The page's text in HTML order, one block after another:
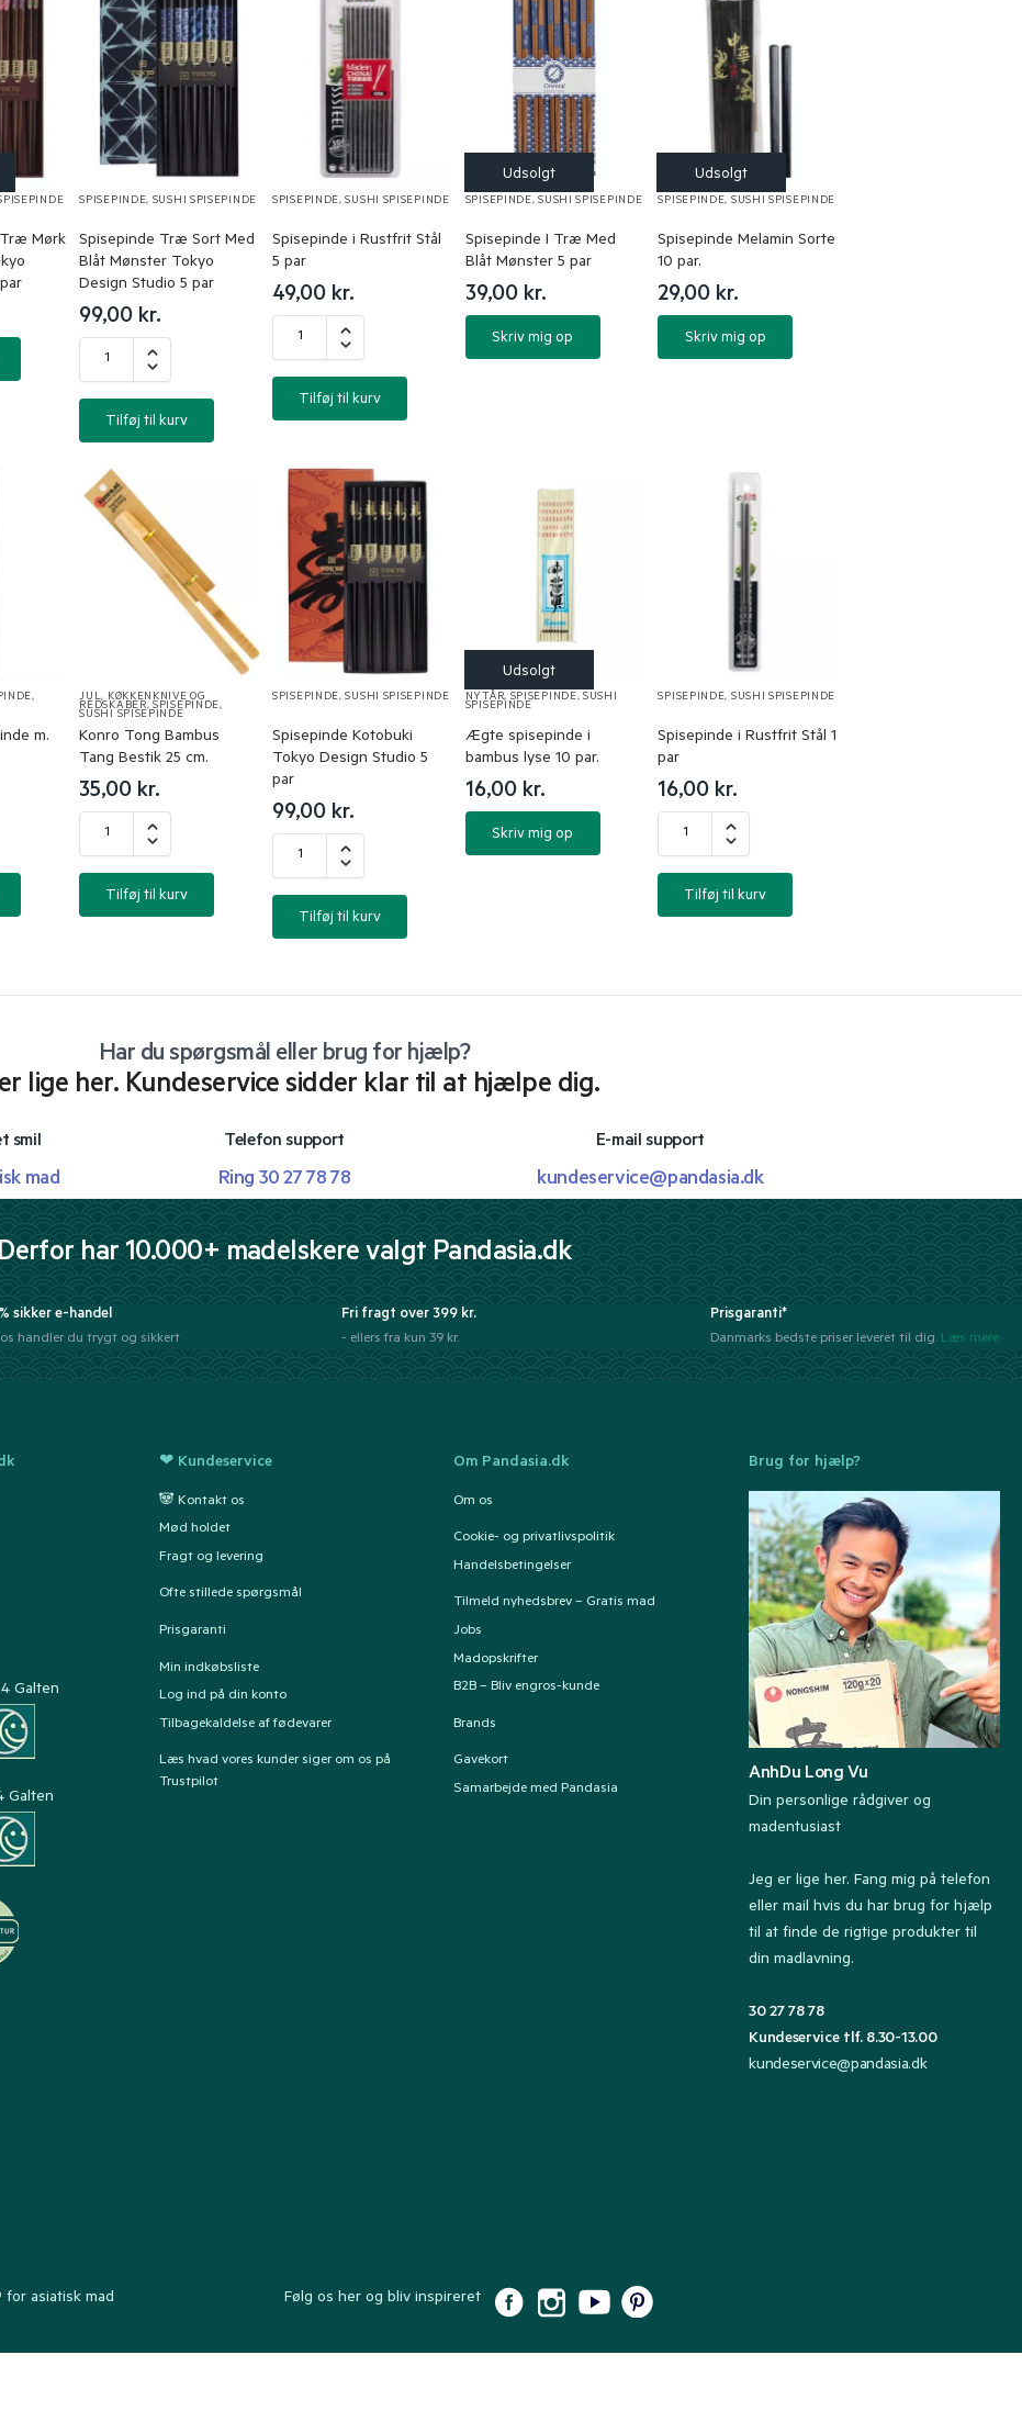
Mørk
SPISEPINDE, SUSHI SPISEPINDE
Spisepinde Træ Sort Med
Blåt Mønster Tokyo
Design Studio 5 par
99,00 kr.
Tilføj til kurv
SPISEPINDE,SUSHI SPISEPINDE
Spisepinde i Rustfrit Stål
5 par
49,00 kr.
Tilføj til kurv
SPISEPINDE,SUSHI SPISEPINDE
Spisepinde I Træ Med
Blåt Mønster 5 par
39,00 kr.
Skriv mig op
SPISEPINDE, SUSHI SPISEPINDE
Spisepinde Melamin Sorte
10 par.
29,00 kr.
Skriv mig op
,
m.
JUL,KØKKENKNIVE OG
REDSKABER,SPISEPINDE,
SUSHI SPISEPINDE
Konro Tong Bambus
Tang Bestik 25 cm.
35,00 kr.
Tilføj til kurv
SPISEPINDE,SUSHI SPISEPINDE
Spisepinde Kotobuki
Tokyo Design Studio 5
par
99,00 kr.
Tilføj til kurv
NYTÅR,SPISEPINDE,SUSHI
SPISEPINDE
Ægte spisepinde i
bambus lyse 10 par.
16,00 kr.
Skriv mig op
SPISEPINDE, SUSHI SPISEPINDE
Spisepinde i Rustfrit Stål 1
par
16,00 kr.
Tilføj til kurv
Har du spørgsmål eller brug for hjælp?
lige her. Kundeservice sidder klar til at hjælpe dig.
smil
mad
Telefon support
Ring 30 27 78 78
E-mail support
kundeservice@pandasia.dk
har 10.000+ madelskere valgt Pandasia.dk
sikker e-handel
handler du trygt og sikkert
Fri fragt over 399 kr.
- ellers fra kun 39 kr.
Prisgaranti*
Danmarks bedste priser leveret til dig. Læs mere
Galten
Galten
❤ Kundeservice
🐼 Kontakt os
Mød holdet
Fragt og levering
Ofte stillede spørgsmål
Prisgaranti
Min indkøbsliste
Log ind på din konto
Tilbagekaldelse af fødevarer
Læs hvad vores kunder siger om os på
Trustpilot
Om Pandasia.dk
Om os
Cookie- og privatlivspolitik
Handelsbetingelser
Tilmeld nyhedsbrev – Gratis mad
Jobs
Madopskrifter
B2B – Bliv engros-kunde
Brands
Gavekort
Samarbejde med Pandasia
Brug for hjælp?
AnhDu Long Vu
Din personlige rådgiver og
madentusiast
Jeg er lige her. Fang mig på telefon
eller mail hvis du har brug for hjælp
til at finde de rigtige produkter til
din madlavning.
30 27 78 78
Kundeservice tlf. 8.30-13.00
kundeservice@pandasia.dk
asiatisk mad Følg os her og bliv inspireret